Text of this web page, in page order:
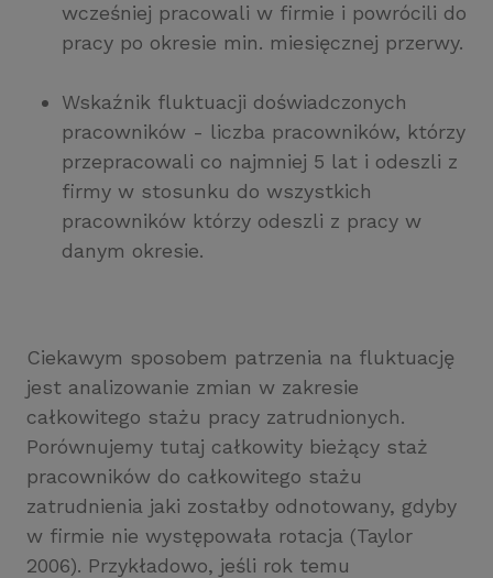
wcześniej pracowali w firmie i powrócili do
pracy po okresie min. miesięcznej przerwy.
Wskaźnik fluktuacji doświadczonych
pracowników - liczba pracowników, którzy
przepracowali co najmniej 5 lat i odeszli z
firmy w stosunku do wszystkich
pracowników którzy odeszli z pracy w
danym okresie.
Ciekawym sposobem patrzenia na fluktuację
jest analizowanie zmian w zakresie
całkowitego stażu pracy zatrudnionych.
Porównujemy tutaj całkowity bieżący staż
pracowników do całkowitego stażu
zatrudnienia jaki zostałby odnotowany, gdyby
w firmie nie występowała rotacja (Taylor
2006). Przykładowo, jeśli rok temu